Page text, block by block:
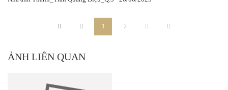
1 2
ẢNH LIÊN QUAN